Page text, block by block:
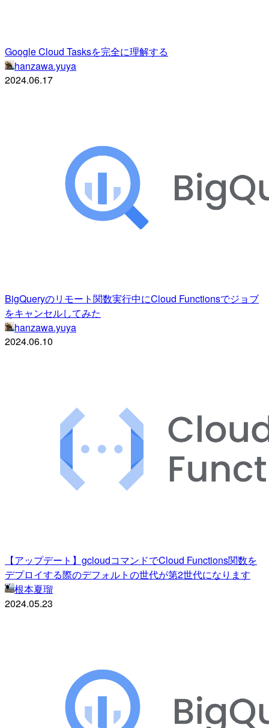
Google Cloud Tasksを完全に理解する
hanzawa.yuya
2024.06.17
BigQueryのリモート関数実行中にCloud Functionsでジョブ
をキャンセルしてみた
hanzawa.yuya
2024.06.10
【アップデート】gcloudコマンドでCloud Functions関数を
デプロイする際のデフォルトの世代が第2世代になります
根本夏瑠
2024.05.23